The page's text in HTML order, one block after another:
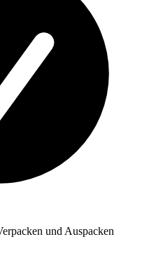
und Auspacken